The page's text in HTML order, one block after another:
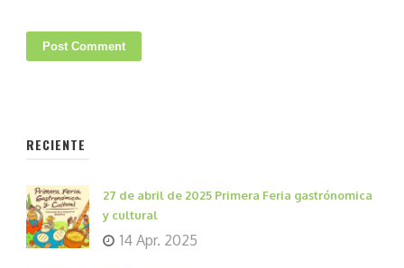
RECIENTE
27 de abril de 2025 Primera Feria gastrónomica
y cultural
14 Apr. 2025